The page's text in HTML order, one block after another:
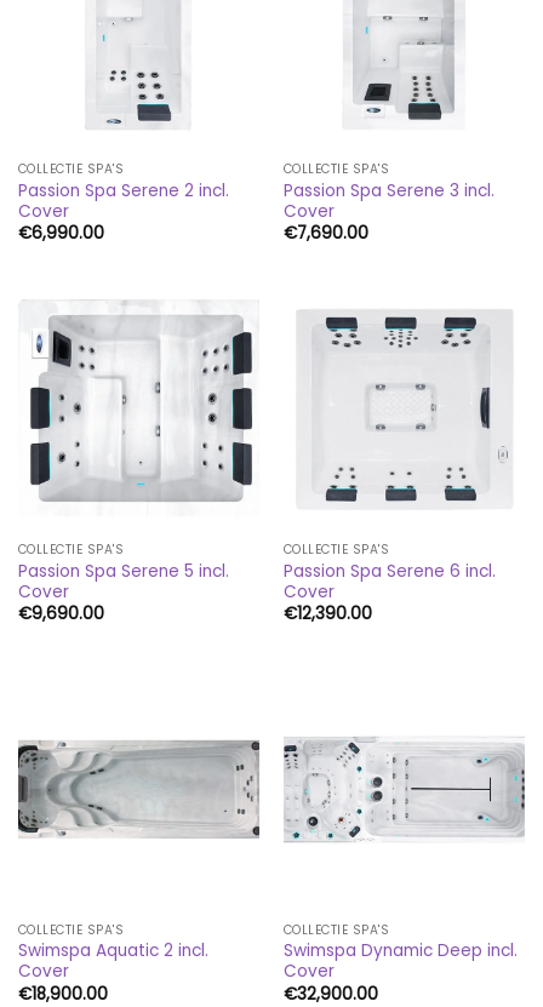
COLLECTIE SPA'S
Passion Spa Serene 2 incl.
Cover
€6,990.00
COLLECTIE SPA'S
Passion Spa Serene 3 incl.
Cover
€7,690.00
COLLECTIE SPA'S
Passion Spa Serene 5 incl.
Cover
€9,690.00
COLLECTIE SPA'S
Passion Spa Serene 6 incl.
Cover
€12,390.00
COLLECTIE SPA'S
Swimspa Aquatic 2 incl.
Cover
€18,900.00
COLLECTIE SPA'S
Swimspa Dynamic Deep incl.
Cover
€32,900.00